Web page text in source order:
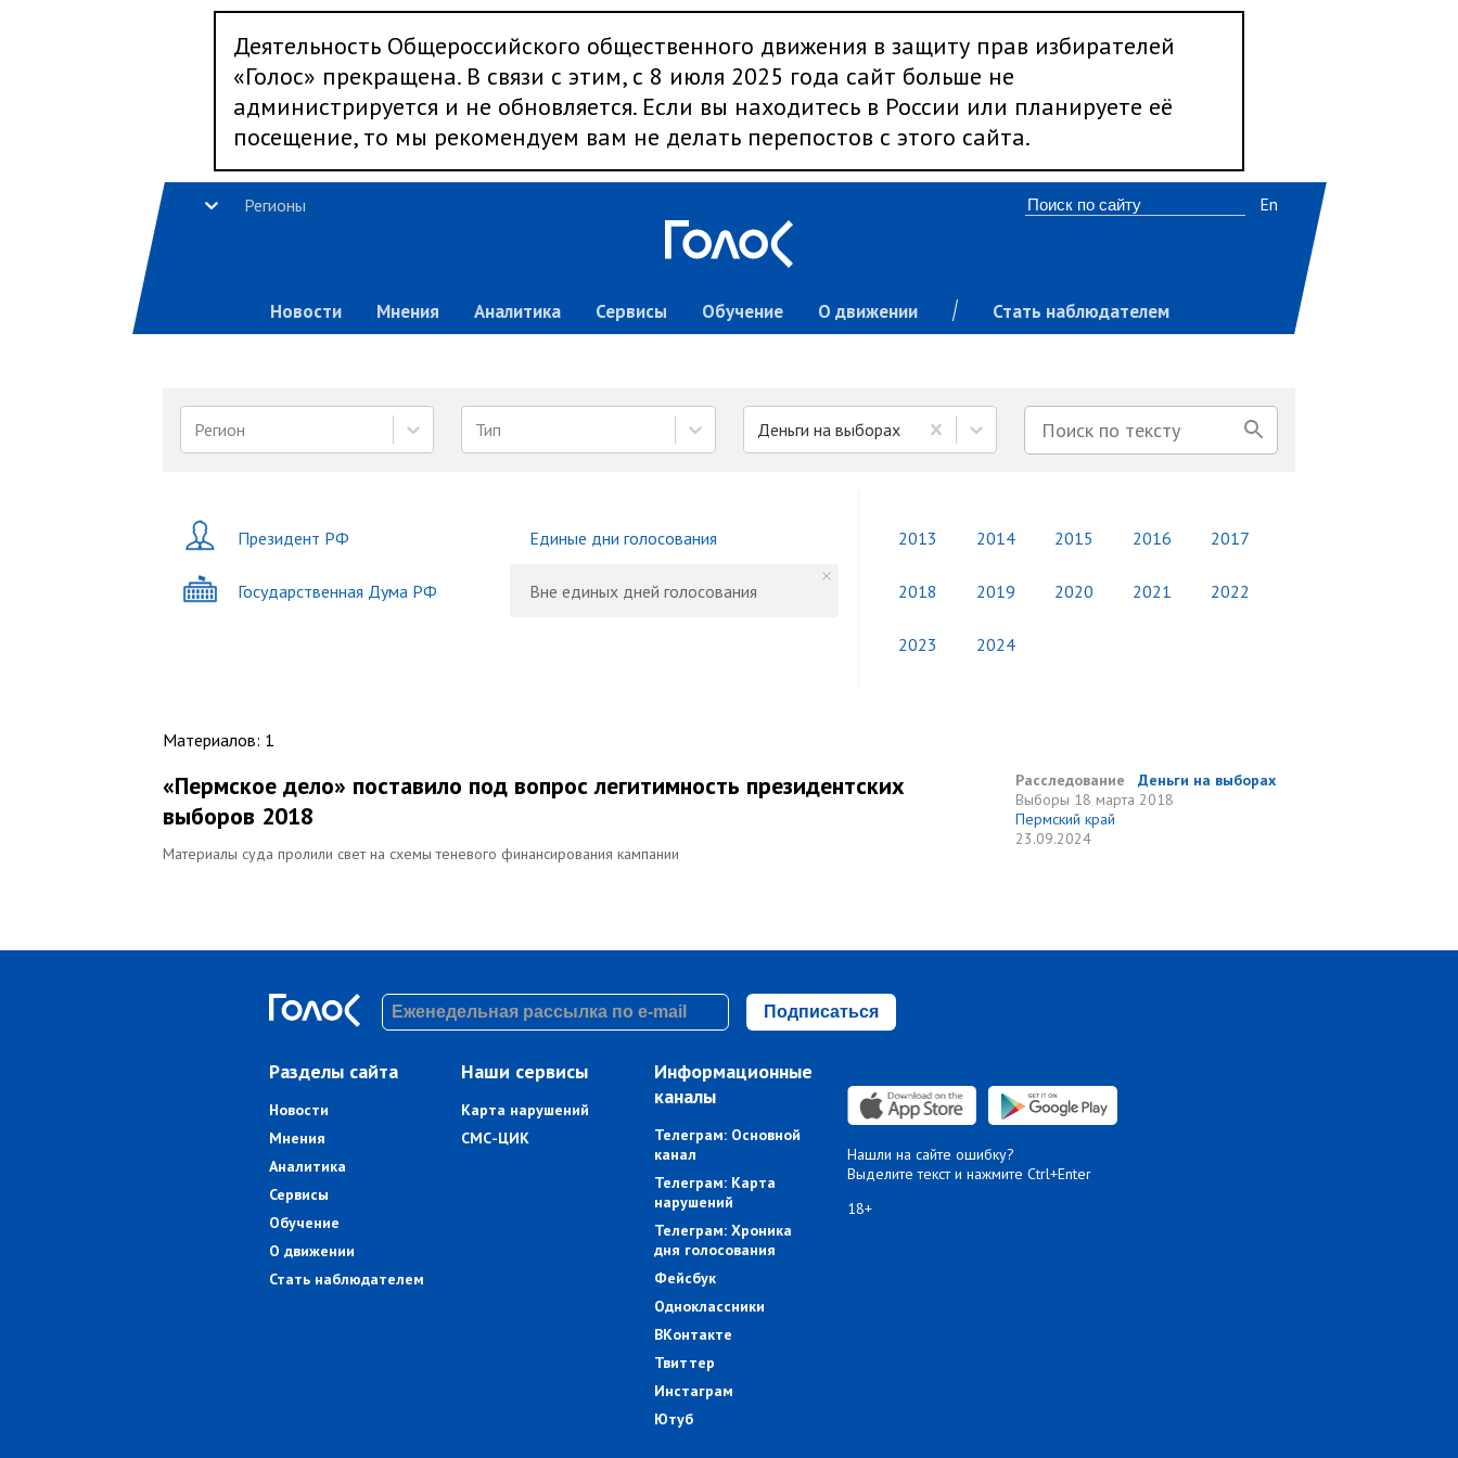
Деятельность Общероссийского общественного движения в защиту прав избирателей
«Голос» прекращена. В связи с этим, с 8 июля 2025 года сайт больше не
администрируется и не обновляется. Если вы находитесь в России или планируете её
посещение, то мы рекомендуем вам не делать перепостов с этого сайта.
Регионы
Новости Мнения Аналитика Сервисы Обучение О движении Стать наблюдателем
En
Регион Тип Деньги на выборах
Президент РФ
Государственная Дума РФ
Единые дни голосования
Вне единых дней голосования
2013 2014 2015 2016 2017
2018 2019 2020 2021 2022
2023 2024
Материалов: 1
«Пермское дело» поставило под вопрос легитимность президентских
выборов 2018
Материалы суда пролили свет на схемы теневого финансирования кампании
Расследование
Деньги на выборах
Выборы 18 марта 2018
Пермский край
23.09.2024
Подписаться
Разделы сайта
Новости
Мнения
Аналитика
Сервисы
Обучение
О движении
Стать наблюдателем
Наши сервисы
Карта нарушений
СМС-ЦИК
Информационные
каналы
Телеграм: Основной
канал
Телеграм: Карта
нарушений
Телеграм: Хроника
дня голосования
Фейсбук
Одноклассники
ВКонтакте
Твиттер
Инстаграм
Ютуб
Нашли на сайте ошибку?
Выделите текст и нажмите Ctrl+Enter
18+